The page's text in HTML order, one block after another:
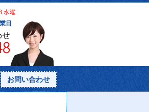
お問い合わせ